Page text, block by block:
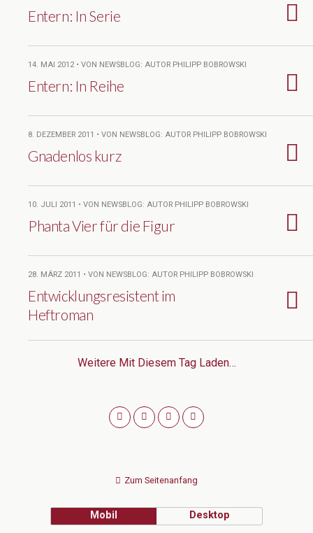
Entern: In Serie
14. MAI 2012 • VON NEWSBLOG: AUTOR PHILIPP BOBROWSKI
Entern: In Reihe
8. DEZEMBER 2011 • VON NEWSBLOG: AUTOR PHILIPP BOBROWSKI
Gnadenlos kurz
10. JULI 2011 • VON NEWSBLOG: AUTOR PHILIPP BOBROWSKI
Phanta Vier für die Figur
28. MÄRZ 2011 • VON NEWSBLOG: AUTOR PHILIPP BOBROWSKI
Entwicklungsresistent im
Heftroman
Weitere Mit Diesem Tag Laden…
Zum Seitenanfang
Mobil Desktop